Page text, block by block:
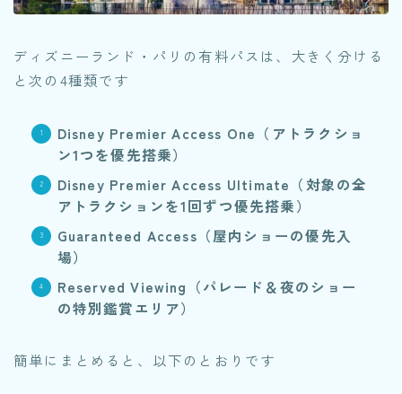
ディズニーランド・パリの有料パスは、大きく分ける
と次の4種類です
Disney Premier Access One（アトラクショ
ン1つを優先搭乗）
Disney Premier Access Ultimate（対象の全
アトラクションを1回ずつ優先搭乗）
Guaranteed Access（屋内ショーの優先入
場）
Reserved Viewing（パレード＆夜のショー
の特別鑑賞エリア）
簡単にまとめると、以下のとおりです